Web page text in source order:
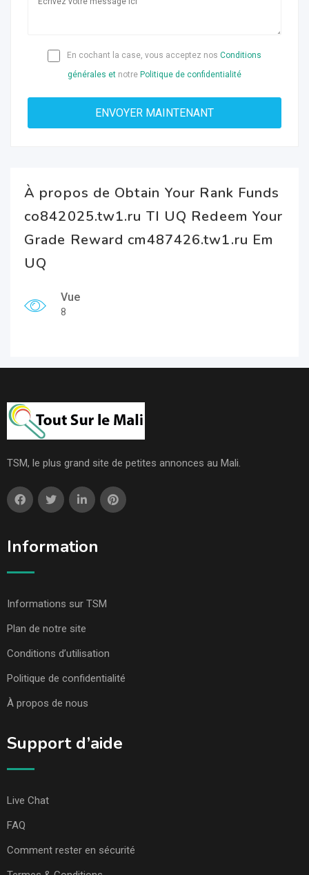
En cochant la case, vous acceptez nos Conditions
générales et notre Politique de confidentialité
À propos de Obtain Your Rank Funds
co842025.tw1.ru TI UQ Redeem Your
Grade Reward cm487426.tw1.ru Em
UQ
Vue
8
TSM, le plus grand site de petites annonces au Mali.
Information
Informations sur TSM
Plan de notre site
Conditions d’utilisation
Politique de confidentialité
À propos de nous
Support d’aide
Live Chat
FAQ
Comment rester en sécurité